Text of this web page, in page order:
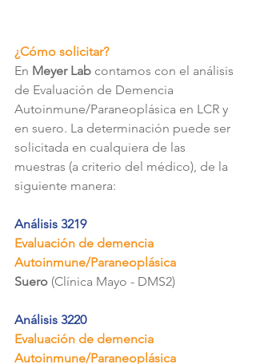
¿Cómo solicitar?
En Meyer Lab contamos con el análisis
de Evaluación de Demencia
Autoinmune/Paraneoplásica en LCR y
en suero. La determinación puede ser
solicitada en cualquiera de las
muestras (a criterio del médico), de la
siguiente manera:
Análisis 3219
Evaluación de demencia
Autoinmune/Paraneoplásica
Suero (Clínica Mayo - DMS2)
Análisis 3220
Evaluación de demencia
Autoinmune/Paraneoplásica